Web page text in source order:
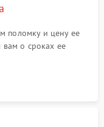
поломку и цену ее
вам о сроках ее